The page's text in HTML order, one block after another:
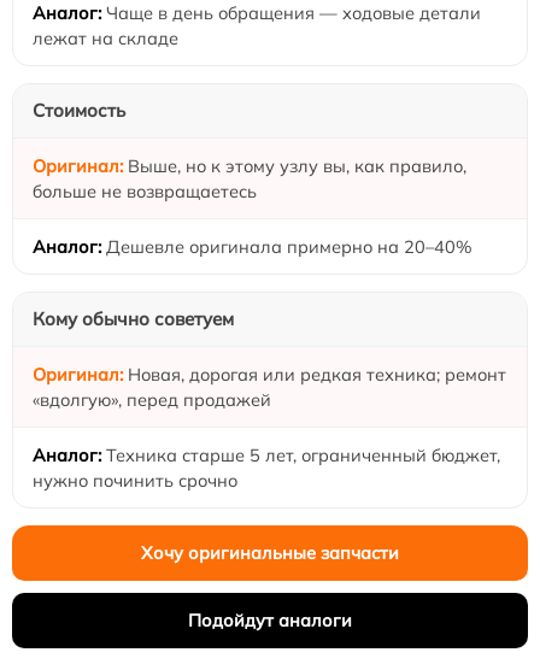
Чаще в день обращения — ходовые детали
лежат на складе
Стоимость
Выше, но к этому узлу вы, как правило,
больше не возвращаетесь
Дешевле оригинала примерно на 20–40%
Кому обычно советуем
Новая, дорогая или редкая техника; ремонт
«вдолгую», перед продажей
Техника старше 5 лет, ограниченный бюджет,
нужно починить срочно
Хочу оригинальные запчасти
Подойдут аналоги